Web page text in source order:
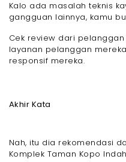
Kalo ada masalah teknis
gangguan lainnya, kamu
Cek review dari
layanan pelanggan
responsif mereka.
Akhir Kata
Nah, itu dia rekomendasi
Komplek Taman Kopo